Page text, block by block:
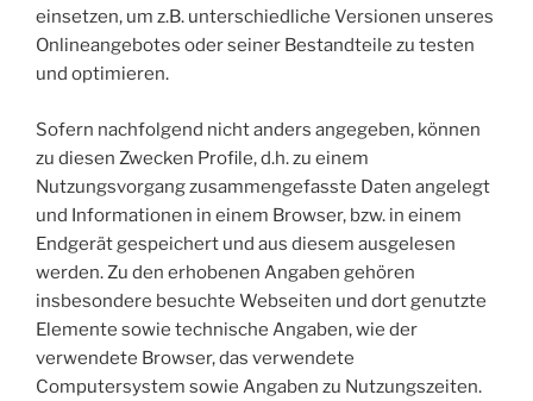
einsetzen, um z.B. unterschiedliche Versionen unseres
Onlineangebotes oder seiner Bestandteile zu testen
und optimieren.
Sofern nachfolgend nicht anders angegeben, können
zu diesen Zwecken Profile, d.h. zu einem
Nutzungsvorgang zusammengefasste Daten angelegt
und Informationen in einem Browser, bzw. in einem
Endgerät gespeichert und aus diesem ausgelesen
werden. Zu den erhobenen Angaben gehören
insbesondere besuchte Webseiten und dort genutzte
Elemente sowie technische Angaben, wie der
verwendete Browser, das verwendete
Computersystem sowie Angaben zu Nutzungszeiten.